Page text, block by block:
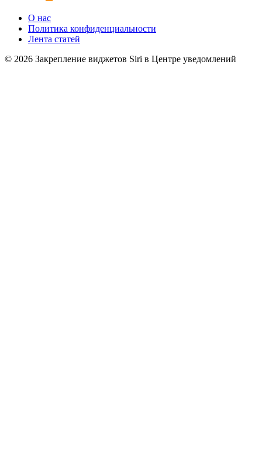
О нас
Политика конфиденциальности
Лента статей
© 2026 Закрепление виджетов Siri в Центре уведомлений